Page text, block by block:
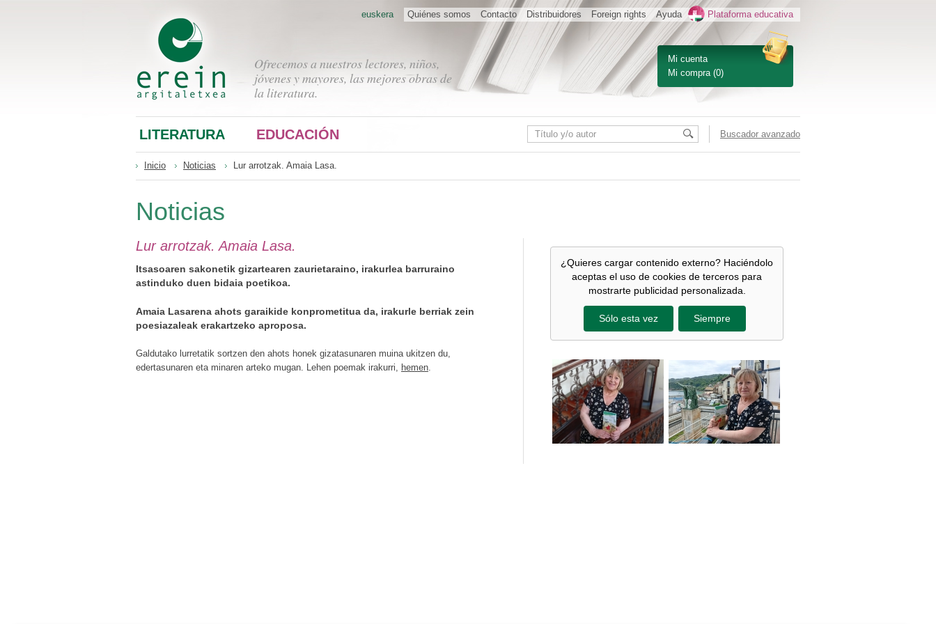
Mi cuenta
Mi compra (0)
Ofrecemos a nuestros lectores, niños,
jóvenes y mayores, las mejores obras de
la literatura.
Quiénes somos Contacto Distribuidores Foreign rights Ayuda Plataforma educativa
euskera
LITERATURA EDUCACIÓN Buscador avanzado
Inicio Noticias Lur arrotzak. Amaia Lasa.
Noticias
Lur arrotzak. Amaia Lasa.
Itsasoaren sakonetik gizartearen zaurietaraino, irakurlea barruraino
astinduko duen bidaia poetikoa.
Amaia Lasarena ahots garaikide konprometitua da, irakurle berriak zein
poesiazaleak erakartzeko aproposa.
Galdutako lurretatik sortzen den ahots honek gizatasunaren muina ukitzen du,
edertasunaren eta minaren arteko mugan. Lehen poemak irakurri, hemen.
¿Quieres cargar contenido externo? Haciéndolo
aceptas el uso de cookies de terceros para
mostrarte publicidad personalizada.
Sólo esta vez Siempre